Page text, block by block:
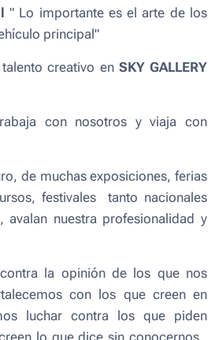
" Lo importante es el arte de los
principal"
creativo en SKY GALLERY
con nosotros y viaja con
de muchas exposiciones, ferias
festivales
tanto nacionales
avalan nuestra profesionalidad y
la opinión de los que nos
con los que creen en
luchar contra los que piden
lo que dice sin conocernos.,